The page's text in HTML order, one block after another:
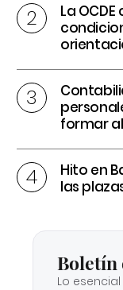
La
formar
Hito en
las
Boletín
Lo